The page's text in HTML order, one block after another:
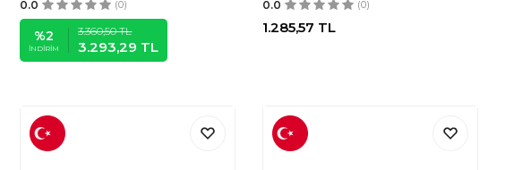
0.0 (0)
%2
İNDIRIM
3.360,50TL
3.293,29 TL
0.0 (0)
1.285,57 TL